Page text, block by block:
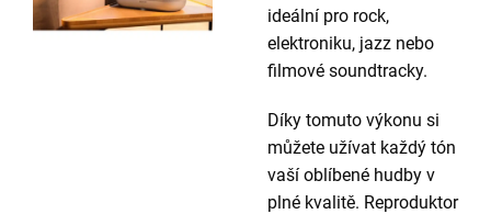
ideální pro rock,
elektroniku, jazz nebo
filmové soundtracky.
Díky tomuto výkonu si
můžete užívat každý tón
vaší oblíbené hudby v
plné kvalitě. Reproduktor